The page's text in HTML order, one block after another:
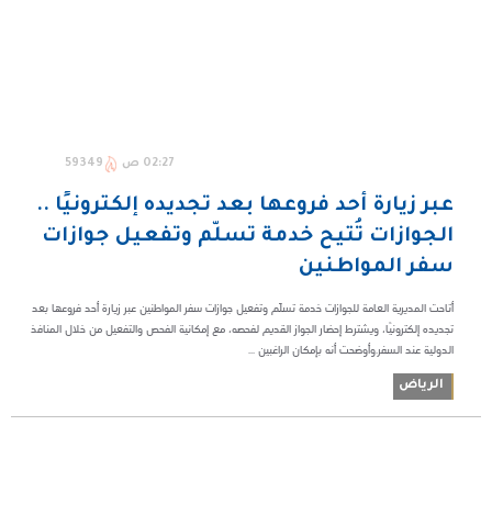
02:27 ص 59349
عبر زيارة أحد فروعها بعد تجديده إلكترونيًا ..
الجوازات تُتيح خدمة تسلّم وتفعيل جوازات
سفر المواطنين
أتاحت المديرية العامة للجوازات خدمة تسلّم وتفعيل جوازات سفر المواطنين عبر زيارة أحد فروعها بعد
تجديده إلكترونيًا، ويشترط إحضار الجواز القديم لفحصه، مع إمكانية الفحص والتفعيل من خلال المنافذ
الدولية عند السفر.وأوضحت أنه بإمكان الراغبين ...
الرياض